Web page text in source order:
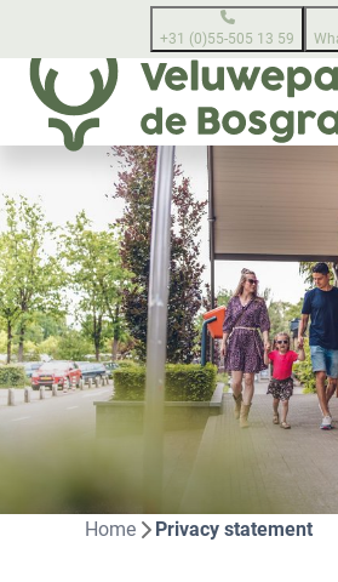
+31 (0)55-505 13 59
Home Privacy statement